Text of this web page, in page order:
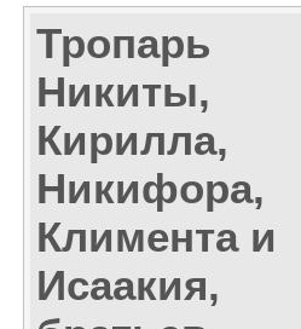
Тропарь
Никиты,
Кирилла,
Никифора,
Климента и
Исаакия,